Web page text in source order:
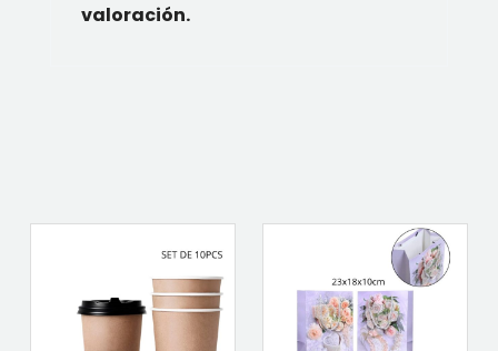
valoración.